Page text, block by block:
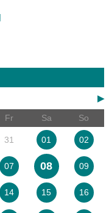
▶
Fr Sa So
31 01 02
07 08 09
14 15 16